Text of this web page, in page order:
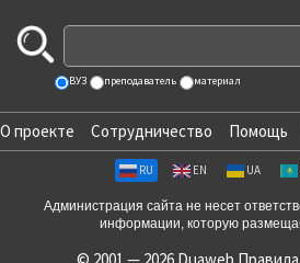
ВУЗ преподаватель материал
О проекте Сотрудничество Помощь
RU EN UA
Администрация сайта не несет
информации, которую